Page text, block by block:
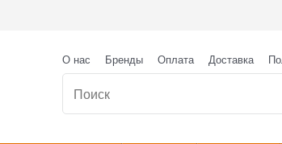
О нас Бренды Оплата Доставка